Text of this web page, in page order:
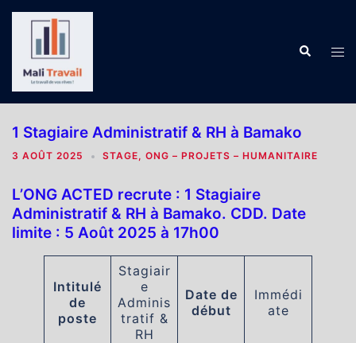
contenu
1 Stagiaire Administratif & RH à Bamako
3 AOÛT 2025 STAGE, ONG – PROJETS – HUMANITAIRE
L’ONG ACTED recrute : 1 Stagiaire
Administratif & RH à Bamako. CDD. Date
limite : 5 Août 2025 à 17h00
Intitulé
de
poste
Stagiair
e
Adminis
tratif &
RH
Date de
début
Immédi
ate